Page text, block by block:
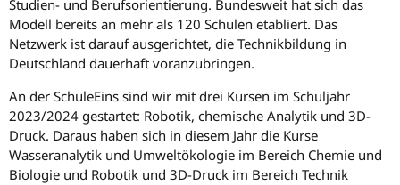
Studien- und Berufsorientierung. Bundesweit hat sich das
Modell bereits an mehr als 120 Schulen etabliert. Das
Netzwerk ist darauf ausgerichtet, die Technikbildung in
Deutschland dauerhaft voranzubringen.
An der SchuleEins sind wir mit drei Kursen im Schuljahr
2023/2024 gestartet: Robotik, chemische Analytik und 3D-
Druck. Daraus haben sich in diesem Jahr die Kurse
Wasseranalytik und Umweltökologie im Bereich Chemie und
Biologie und Robotik und 3D-Druck im Bereich Technik